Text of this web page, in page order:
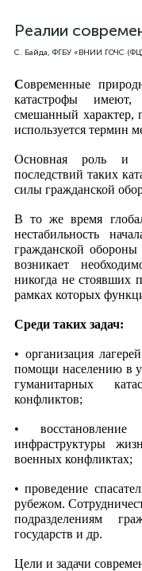
Реалии
С. Байда, ФГБУ «ВНИИ ГОЧС
Современные
катастрофы имеют,
смешанный характер,
используется термин
Основная роль и
последствий таких
силы гражданской
В то же время
нестабильность
гражданской
возникает
никогда не стоявших
рамках которых
Среди таких задач:
• организация
помощи населению в
гуманитарных
конфликтов;
•
инфраструктуры
военных конфликтах;
• проведение
рубежом.
подразделениям
государств и др.
Цели и задачи